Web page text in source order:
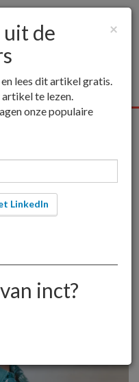
uit de
×
uit de
lees dit artikel gratis.
artikel te lezen.
onze populaire
LinkedIn
inct?